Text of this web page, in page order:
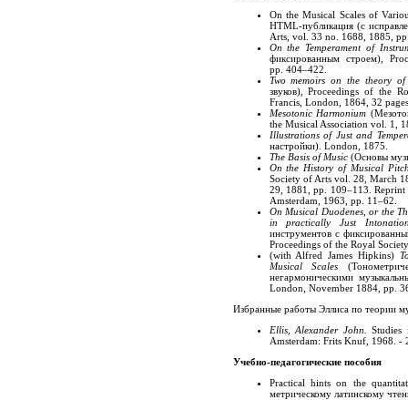
On the Musical Scales of
HTML-публикация (с
Arts, vol. 33 no. 1688, 1885,
On the Temperament of
фиксированным строем),
pp. 404–422.
Two memoirs on the theory of
звуков), Proceedings of the
Francis, London, 1864, 32
Mesotonic Harmonium
the Musical Association vol. 1,
Illustrations of Just and
настройки). London, 1875.
The Basis of Music(Основы
On the History of Musical
Society of Arts vol. 28, March
29, 1881, pp. 109–113.
Amsterdam, 1963, pp. 11–62.
On Musical Duodenes, or the
in practically Just
инструментов с
Proceedings of the Royal
(with Alfred James Hipkins)
Musical Scales
негармоническими
London, November 1884, pp.
Избранные работы Эллиса по теории
Ellis, Alexander John.
Amsterdam: Frits Knuf, 1968. -
Учебно-педагогические пособия
Practical hints on the
метрическому латинскому